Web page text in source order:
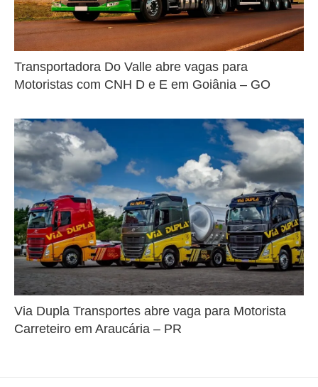
Transportadora Do Valle abre vagas para
Motoristas com CNH D e E em Goiânia – GO
Via Dupla Transportes abre vaga para Motorista
Carreteiro em Araucária – PR